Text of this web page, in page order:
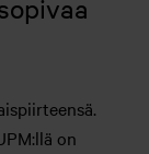
on